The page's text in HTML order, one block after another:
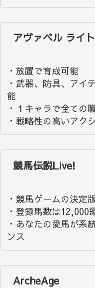
アヴァベル ライ
・放置で育成可能
・武器、防具、アイ
能
・１キャラで全ての
・戦略性の高いアク
競馬伝説Live!
・競馬ゲームの決定
・登録馬数は12,000
・あなたの愛馬が系
ンス
ArcheAge